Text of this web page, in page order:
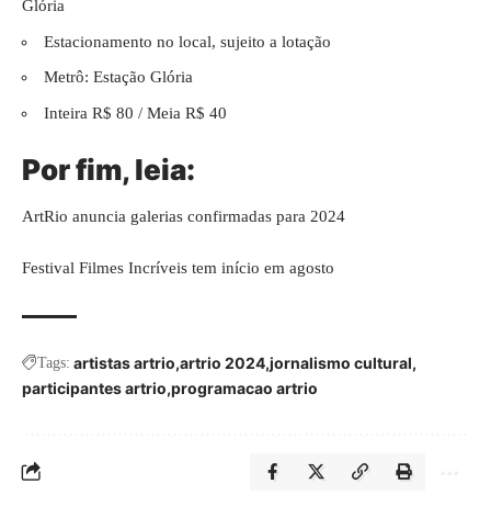
Glória
Estacionamento no local, sujeito a lotação
Metrô: Estação Glória
Inteira R$ 80 / Meia R$ 40
Por fim, leia:
ArtRio anuncia galerias confirmadas para 2024
Festival Filmes Incríveis tem início em agosto
Tags: artistas artrio artrio 2024 jornalismo cultural
participantes artrio programacao artrio